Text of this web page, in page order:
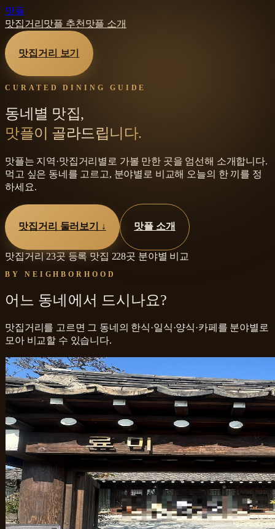
맛플
맛집거리 맛플 추천 맛플 소개
맛집거리 보기
CURATED DINING GUIDE
동네별 맛집,
맛플이 골라드립니다.
맛플는 지역·맛집거리별로 가볼 만한 곳을 엄선해 소개합니다.
먹고 싶은 동네를 고르고, 분야별로 비교해 오늘의 한 끼를 정
하세요.
맛집거리 둘러보기 ↓ 맛플 소개
맛집거리 23곳 등록 맛집 228곳 분야별 비교
BY NEIGHBORHOOD
어느 동네에서 드시나요?
맛집거리를 고르면 그 동네의 한식·일식·양식·카페를 분야별로
모아 비교할 수 있습니다.